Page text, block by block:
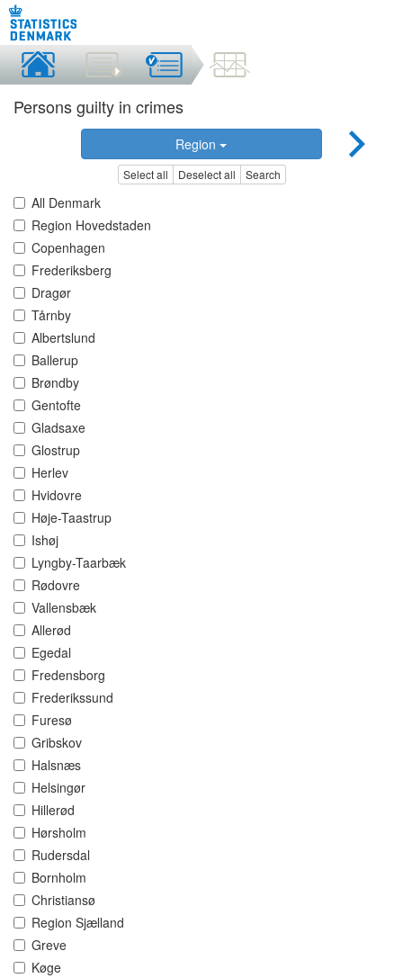
Persons guilty in crimes
Region
Select all Deselect all Search
All Denmark
Region Hovedstaden
Copenhagen
Frederiksberg
Dragør
Tårnby
Albertslund
Ballerup
Brøndby
Gentofte
Gladsaxe
Glostrup
Herlev
Hvidovre
Høje-Taastrup
Ishøj
Lyngby-Taarbæk
Rødovre
Vallensbæk
Allerød
Egedal
Fredensborg
Frederikssund
Furesø
Gribskov
Halsnæs
Helsingør
Hillerød
Hørsholm
Rudersdal
Bornholm
Christiansø
Region Sjælland
Greve
Køge